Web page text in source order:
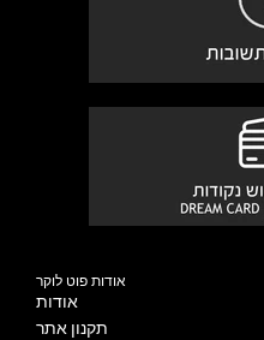
אודות פוט לוקר
אודות
תקנון אתר